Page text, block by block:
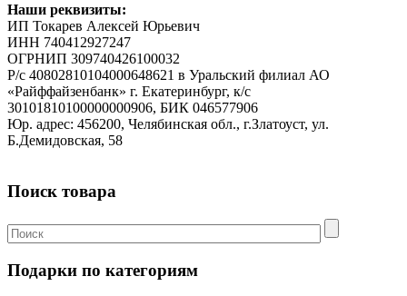
Наши реквизиты:
ИП Токарев Алексей Юрьевич
ИНН 740412927247
ОГРНИП 309740426100032
Р/с 40802810104000648621 в Уральский филиал АО
«Райффайзенбанк» г. Екатеринбург, к/с
30101810100000000906, БИК 046577906
Юр. адрес: 456200, Челябинская обл., г.Златоуст, ул.
Б.Демидовская, 58
Поиск товара
Подарки по категориям